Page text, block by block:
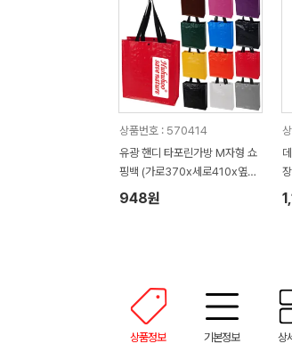
상품번호 : 570414
유광 핸디 타포린가방 M자형 쇼
핑백 (가로370x세로410x옆면
130mm)
948원
상품정보 기본정보 상